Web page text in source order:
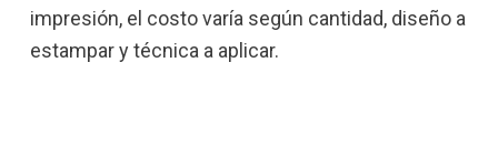
impresión, el costo varía según cantidad, diseño a
estampar y técnica a aplicar.